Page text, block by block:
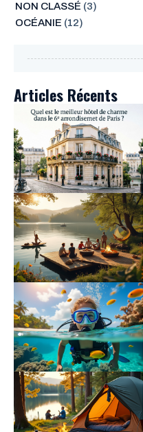
NON CLASSÉ (3)
OCÉANIE (12)
Articles Récents